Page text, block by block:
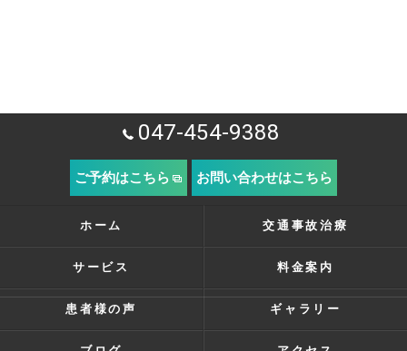
047-454-9388
ご予約はこちら お問い合わせはこちら
ホーム 交通事故治療
サービス 料金案内
患者様の声 ギャラリー